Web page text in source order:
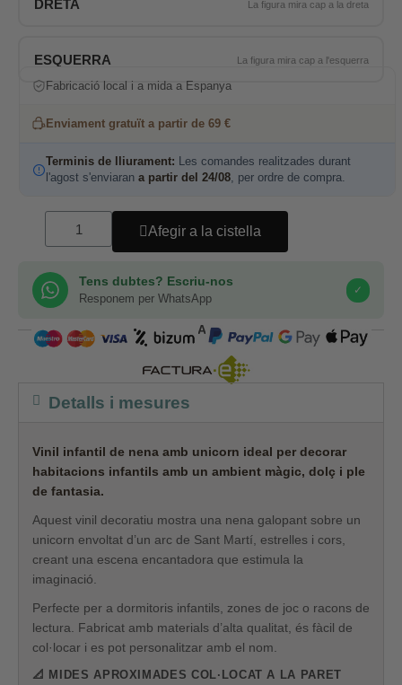
DRETA
ESQUERRA
Fabricació local i a mida a Espanya
Enviament gratuït a partir de 69 €
Terminis de lliurament: Les comandes realitzades durant
l'agost s'enviaran a partir del 24/08, per ordre de compra.
Afegir a la cistella
Tens dubtes? Escriu-nos
Responem per WhatsApp
✓
COMPRA SEGURA
Detalls i mesures
Vinil infantil de nena amb unicorn ideal per decorar
habitacions infantils amb un ambient màgic, dolç i ple
de fantasia.
Aquest vinil decoratiu mostra una nena galopant sobre un
unicorn envoltat d’un arc de Sant Martí, estrelles i cors,
creant una escena encantadora que estimula la
imaginació.
Perfecte per a dormitoris infantils, zones de joc o racons de
lectura. Fabricat amb materials d’alta qualitat, és fàcil de
col·locar i es pot personalitzar amb el nom.
📐 MIDES APROXIMADES COL·LOCAT A LA PARET